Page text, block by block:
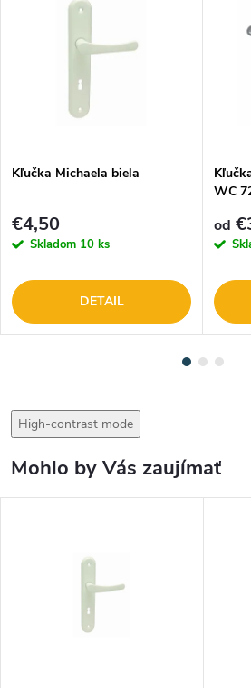
Kľučka Michaela biela
€4,50
Skladom 10 ks
DETAIL
WC
od
High-contrast mode
Mohlo by Vás zaujímať